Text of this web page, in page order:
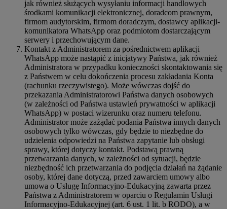
jak również służących wysyłaniu informacji handlowych
środkami komunikacji elektronicznej, doradcom prawnym,
firmom audytorskim, firmom doradczym, dostawcy aplikacji-
komunikatora WhatsApp oraz podmiotom dostarczającym
serwery i przechowującym dane.
Kontakt z Administratorem za pośrednictwem aplikacji
WhatsApp może nastąpić z inicjatywy Państwa, jak również
Administratora w przypadku konieczności skontaktowania się
z Państwem w celu dokończenia procesu zakładania Konta
(rachunku rzeczywistego). Może wówczas dojść do
przekazania Administratorowi Państwa danych osobowych
(w zależności od Państwa ustawień prywatności w aplikacji
WhatsApp) w postaci wizerunku oraz numeru telefonu.
Administrator może zażądać podania Państwa innych danych
osobowych tylko wówczas, gdy będzie to niezbędne do
udzielenia odpowiedzi na Państwa zapytanie lub obsługi
sprawy, której dotyczy kontakt. Podstawą prawną
przetwarzania danych, w zależności od sytuacji, będzie
niezbędność ich przetwarzania do podjęcia działań na żądanie
osoby, której dane dotyczą, przed zawarciem umowy albo
umowa o Usługę Informacyjno-Edukacyjną zawarta przez
Państwa z Administratorem w oparciu o Regulamin Usługi
Informacyjno-Edukacyjnej (art. 6 ust. 1 lit. b RODO), a w